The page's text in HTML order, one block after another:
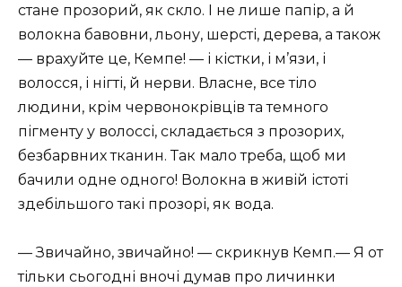
стане прозорий, як скло. І не лише папір, а й
волокна бавовни, льону, шерсті, дерева, а також
— врахуйте це, Кемпе! — і кістки, і м’язи, і
волосся, і нігті, й нерви. Власне, все тіло
людини, крім червонокрівців та темного
пігменту у волоссі, складається з прозорих,
безбарвних тканин. Так мало треба, щоб ми
бачили одне одного! Волокна в живій істоті
здебільшого такі прозорі, як вода.
— Звичайно, звичайно! — скрикнув Кемп.— Я от
тільки сьогодні вночі думав про личинки